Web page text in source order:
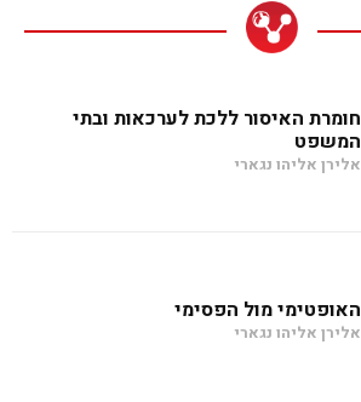
חומרת האיסור ללכת לערכאות ובתי
המשפט
אלירן אליהו נגארי
האופטימי מול הפסימי
אלירן אליהו נגארי